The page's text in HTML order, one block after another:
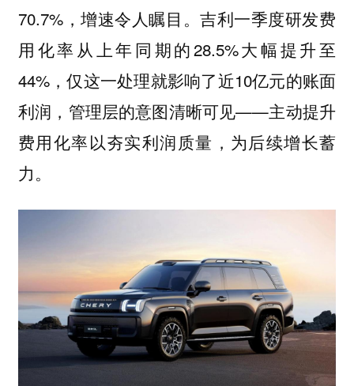
70.7%，增速令人瞩目。吉利一季度研发费
用化率从上年同期的28.5%大幅提升至
44%，仅这一处理就影响了近10亿元的账面
利润，管理层的意图清晰可见——主动提升
费用化率以夯实利润质量，为后续增长蓄
力。